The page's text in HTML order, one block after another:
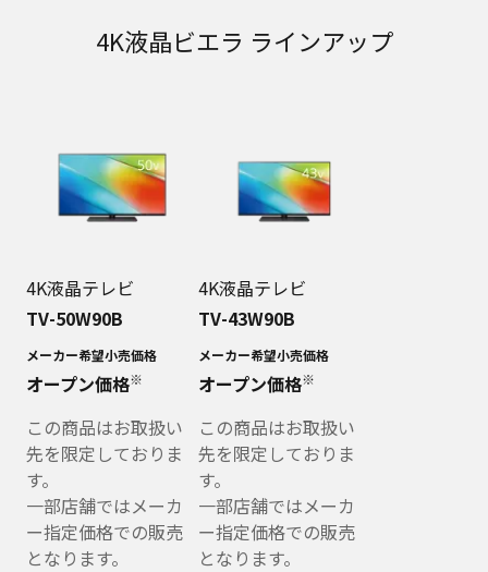
4K液晶ビエラ ラインアップ
4K液晶テレビ
TV-50W90B
メーカー希望小売価格
オープン価格※
この商品はお取扱い
先を限定しておりま
す。
一部店舗ではメーカ
ー指定価格での販売
となります。
4K液晶テレビ
TV-43W90B
メーカー希望小売価格
オープン価格※
この商品はお取扱い
先を限定しておりま
す。
一部店舗ではメーカ
ー指定価格での販売
となります。